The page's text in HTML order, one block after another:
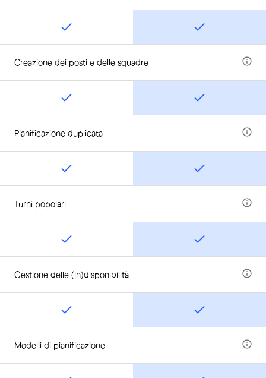
Creazione dei posti e delle squadre
Pianificazione duplicata
Turni popolari
Gestione delle (in)disponibilità
Modelli di pianificazione